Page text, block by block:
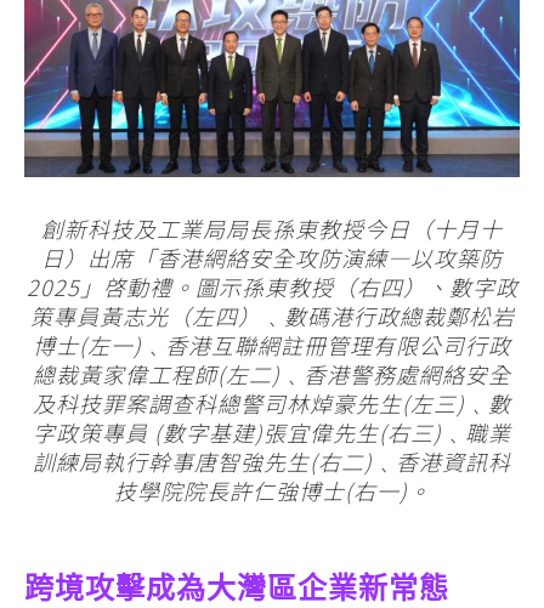
創新科技及工業局局長孫東教授今日（十月十
日）出席「香港網絡安全攻防演練—以攻築防
2025」啓動禮。圖示孫東教授（右四）、數字政
策專員黃志光（左四）﹑數碼港行政總裁鄭松岩
博士(左一)﹑香港互聯網註冊管理有限公司行政
總裁黃家偉工程師(左二)﹑香港警務處網絡安全
及科技罪案調查科總警司林焯豪先生(左三)﹑數
字政策專員 (數字基建)張宜偉先生(右三)﹑職業
訓練局執行幹事唐智強先生(右二)﹑香港資訊科
技學院院長許仁強博士(右一)。
跨境攻擊成為大灣區企業新常態